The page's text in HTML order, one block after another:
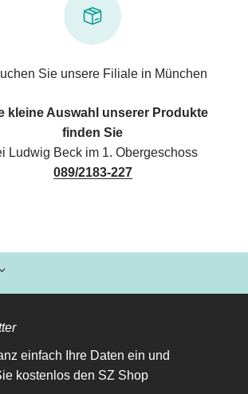
Sie unsere Filiale in München
kleine Auswahl unserer Produkte
finden Sie
Ludwig Beck im 1. Obergeschoss
089/2183-227
einfach Ihre Daten ein und
kostenlos den SZ Shop